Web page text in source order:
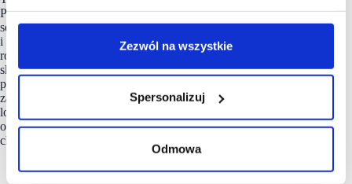
Zezwól na wszystkie
Spersonalizuj
Odmowa
Polaków mają bezpośrednie przełożenie na rozwój całego
segmentu rynku. Detaliści inwestują zarówno w ofertę, jak
i w nowe lokalizacje.
Maxi Zoo, jedna z najszybciej
rozwijających się sieci w Polsce tylko w tym roku otworzyła 23
sklepy w kraju i obecnie ma już 168 placówek, a do końca roku
planuje otworzyć kolejne trzy. Ekspansja
zarówno miast, w których sieć była już obecna, jak i nowych
lokalizacji. Tak dynamiczny wzrost pokazuje, że potrzeby
opiekunów zwierząt są coraz większe, a rynek wciąż bardzo
chłonny.